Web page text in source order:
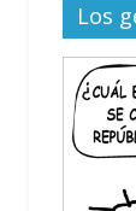
Los